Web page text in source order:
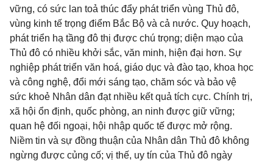
vững, có sức lan toả thúc đẩy phát triển vùng Thủ đô,
vùng kinh tế trọng điểm Bắc Bộ và cả nước. Quy hoạch,
phát triển hạ tầng đô thị được chú trọng; diện mạo của
Thủ đô có nhiều khởi sắc, văn minh, hiện đại hơn. Sự
nghiệp phát triển văn hoá, giáo dục và đào tạo, khoa học
và công nghệ, đổi mới sáng tạo, chăm sóc và bảo vệ
sức khoẻ Nhân dân đạt nhiều kết quả tích cực. Chính trị,
xã hội ổn định, quốc phòng, an ninh được giữ vững;
quan hệ đối ngoại, hội nhập quốc tế được mở rộng.
Niềm tin và sự đồng thuận của Nhân dân Thủ đô không
ngừng được củng cố; vị thế, uy tín của Thủ đô ngày